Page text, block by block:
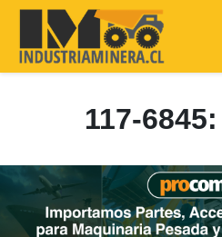
117-